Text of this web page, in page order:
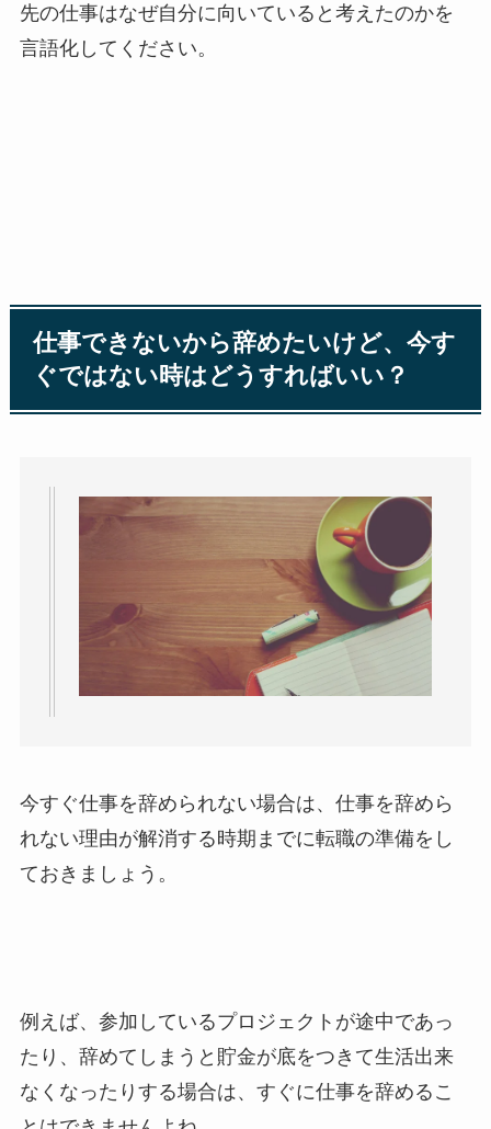
先の仕事はなぜ自分に向いていると考えたのかを
言語化してください。
仕事できないから辞めたいけど、今す
ぐではない時はどうすればいい？
今すぐ仕事を辞められない場合は、 仕事を辞めら
れない理由が解消する時期までに転職の準備をし
ておきましょう。
例えば、参加しているプロジェクトが途中であっ
たり、辞めてしまうと貯金が底をつきて生活出来
なくなったりする場合は、すぐに仕事を辞めるこ